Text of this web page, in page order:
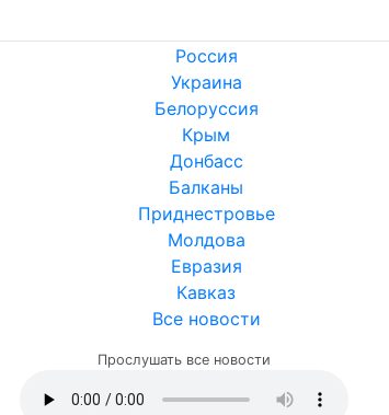
Россия
Украина
Белоруссия
Крым
Донбасс
Балканы
Приднестровье
Молдова
Евразия
Кавказ
Все новости
Прослушать все новости